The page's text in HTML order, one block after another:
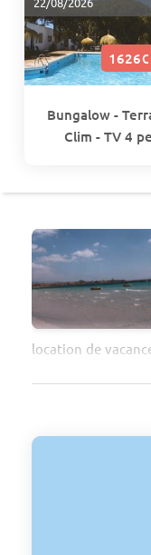
Bungalow -
Clim - TV 4
location de
Vos